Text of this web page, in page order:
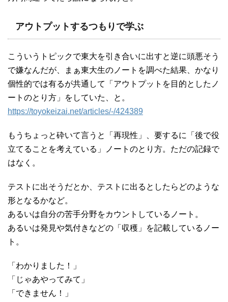
アウトプットするつもりで学ぶ
こういうトピックで東大を引き合いに出すと逆に頭悪そう
で嫌なんだが、まぁ東大生のノートを調べた結果、かなり
個性的では有るが共通して「アウトプットを目的としたノ
ートのとり方」をしていた、と。
https://toyokeizai.net/articles/-/424389
もうちょっと砕いて言うと「再現性」、要するに「後で役
立てることを考えている」ノートのとり方。ただの記録で
はなく。
テストに出そうだとか、テストに出るとしたらどのような
形となるかなど。
あるいは自分の苦手分野をカウントしているノート。
あるいは発見や気付きなどの「収穫」を記載しているノー
ト。
「わかりました！」
「じゃあやってみて」
「できません！」